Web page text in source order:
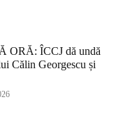
ORĂ: ÎCCJ dă undă
Călin Georgescu și